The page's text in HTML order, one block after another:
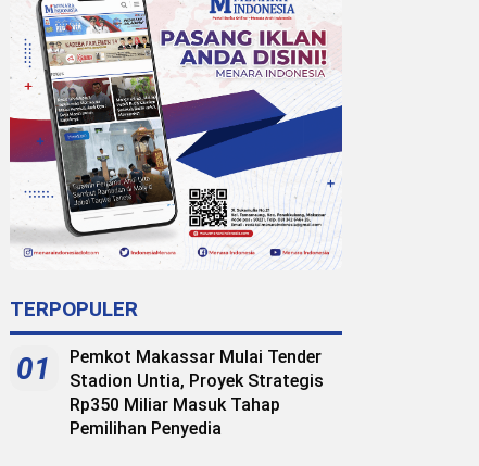
TERPOPULER
01
Pemkot Makassar Mulai Tender
Stadion Untia, Proyek Strategis
Rp350 Miliar Masuk Tahap
Pemilihan Penyedia